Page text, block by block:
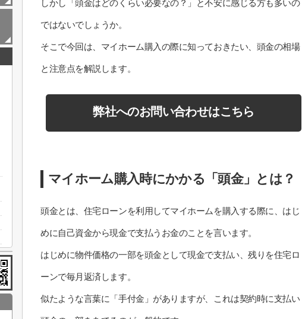
しかし「頭金はどのくらい必要なの？」と不安に感じる方も多いの
ではないでしょうか。
そこで今回は、マイホーム購入の際に知っておきたい、頭金の相場
と注意点を解説します。
弊社へのお問い合わせはこちら
マイホーム購入時にかかる「頭金」とは？
頭金とは、住宅ローンを利用してマイホームを購入する際に、はじ
めに自己資金から現金で支払うお金のことを言います。
はじめに物件価格の一部を頭金として現金で支払い、残りを住宅ロ
ーンで毎月返済します。
似たような言葉に「手付金」がありますが、これは契約時に支払い